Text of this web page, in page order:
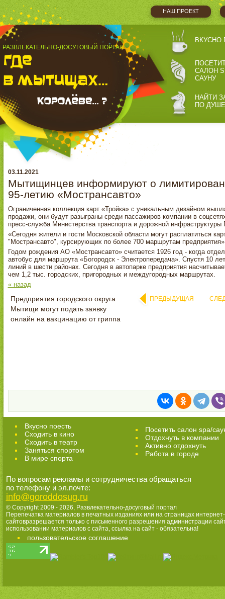
НАШ ПРОЕКТ
РАЗВЛЕКАТЕЛЬНО-ДОСУГОВЫЙ ПОРТАЛ
ВКУСНО
САЛОН
САУНУ
НАЙТИ
ПО ДУШЕ
03.11.2021
Мытищинцев информируют о
95‑летию «Мострансавто»
Ограниченная коллекция карт «Тройка» с уникальным дизайном
продажи, они будут разыграны среди пассажиров компании в
пресс-служба Министерства транспорта и дорожной инфраструктуры
«Сегодня жители и гости Московской области могут расплатиться
"Мострансавто", курсирующих по более 700 маршрутам
Годом рождения АО «Мострансавто» считается 1926 год - когда
автобус для маршрута «Богородск - Электропередача». Спустя 10
линий в шести районах. Сегодня в автопарке предприятия
чем 1,2 тыс. городских, пригородных и междугородных маршрутах.
« назад
Предприятия городского округа
Мытищи могут подать заявку
онлайн на вакцинацию от гриппа
ПРЕДЫДУЩАЯ
Вкусно поесть
Сходить в кино
Cходить в театр
Заняться спортом
В мире спорта
Посетить салон spa/
Отдохнуть в компании
Активно отдохнуть
Работа в городе
По вопросам рекламы и сотрудничества обращаться
по телефону и эл.почте:
info@goroddosug.ru
© Copyright 2009 - 2026, Развлекательно-досуговый портал
Перепечатка материалов в печатных изданиях или на страницах интернет-
сайтовразрешается только с письменного разрешения администрации
использовании материалов с сайта, ссылка на сайт - обязательна!
пользовательское соглашение